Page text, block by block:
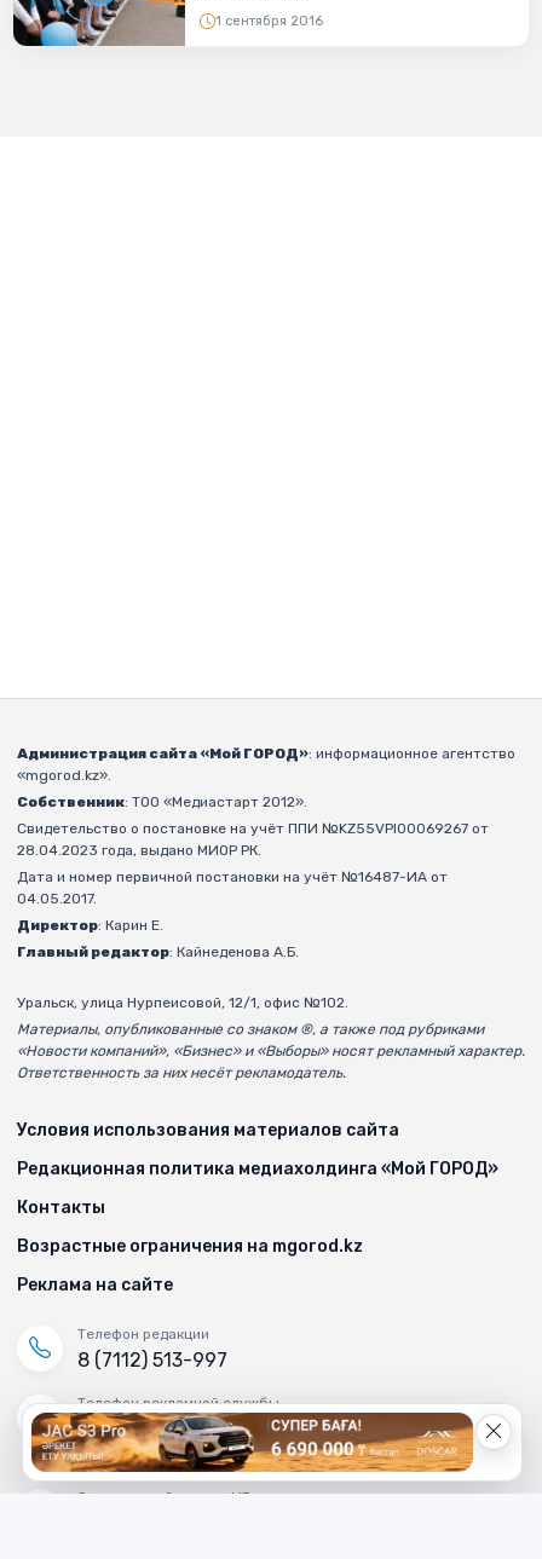
1 сентября 2016
Администрация сайта «Мой ГОРОД»: информационное агентство
«mgorod.kz».
Собственник: ТОО «Медиастарт 2012».
Свидетельство о постановке на учёт ППИ №KZ55VPI00069267 от
28.04.2023 года, выдано МИОР РК.
Дата и номер первичной постановки на учёт №16487-ИА от
04.05.2017.
Директор: Карин Е.
Главный редактор: Кайнеденова А.Б.
Уральск, улица Нурпеисовой, 12/1, офис №102.
Материалы, опубликованные со знаком ®, а также под рубриками
«Новости компаний», «Бизнес» и «Выборы» носят рекламный характер.
Ответственность за них несёт рекламодатель.
Условия использования материалов сайта
Редакционная политика медиахолдинга «Мой ГОРОД»
Контакты
Возрастные ограничения на mgorod.kz
Реклама на сайте
Телефон редакции
8 (7112) 513-997
Телефон рекламной службы
8 (7112) 513-998
+7 (777) 478-00-04
Электронный адрес «МГ»